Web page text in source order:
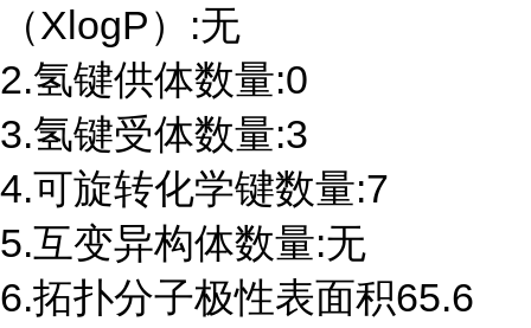
（XlogP）:无
2.氢键供体数量:0
3.氢键受体数量:3
4.可旋转化学键数量:7
5.互变异构体数量:无
6.拓扑分子极性表面积65.6